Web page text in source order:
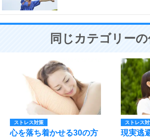
同じカテゴリー
ストレス対策
心を落ち着かせる30の方
ストレス
現実逃